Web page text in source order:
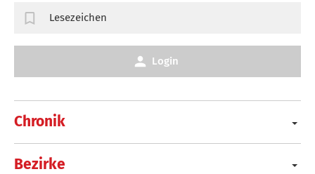
Chronik
Bezirke
Lesezeichen
Login